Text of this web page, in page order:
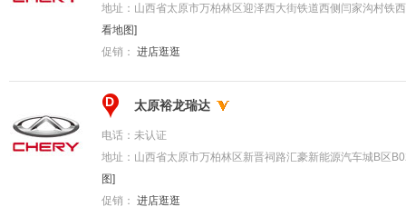
地址： 山西省太原市万柏林区迎泽西大街铁道西侧闫家沟村铁
看地图]
促销： 进店逛逛
D 太原裕龙瑞达
电话： 未认证
地址： 山西省太原市万柏林区新晋祠路汇豪新能源汽车城B区
图]
促销： 进店逛逛